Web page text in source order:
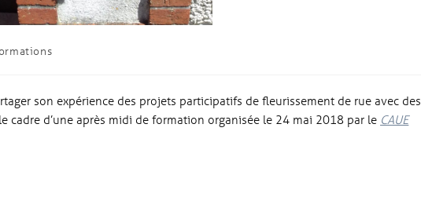
son expérience des projets participatifs de fleurissement de rue avec des
cadre d’une après midi de formation organisée le 24 mai 2018 par le CAUE